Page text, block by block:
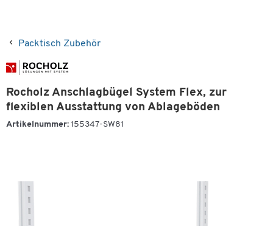
Packtisch Zubehör
Rocholz Anschlagbügel System Flex, zur
flexiblen Ausstattung von Ablageböden
Artikelnummer: 155347-SW81